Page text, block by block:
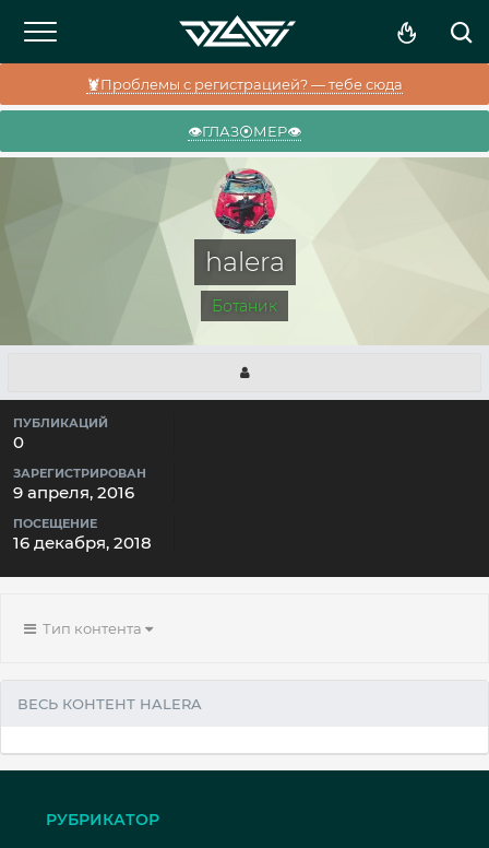
🦞Проблемы с регистрацией? — тебе сюда
👁️ГЛАЗ⦿МЕР👁️
halera
Ботаник
ПУБЛИКАЦИЙ
0
ЗАРЕГИСТРИРОВАН
9 апреля, 2016
ПОСЕЩЕНИЕ
16 декабря, 2018
Тип контента
ВЕСЬ КОНТЕНТ HALERA
РУБРИКАТОР